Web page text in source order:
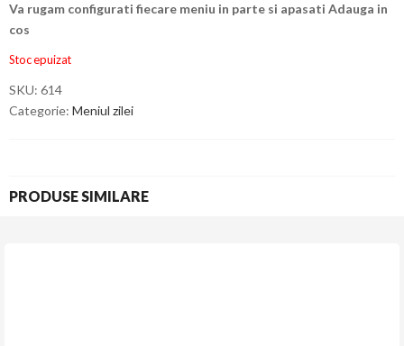
Va rugam configurati fiecare meniu in parte si apasati Adauga in
cos
Stoc epuizat
SKU: 614
Categorie: Meniul zilei
PRODUSE SIMILARE